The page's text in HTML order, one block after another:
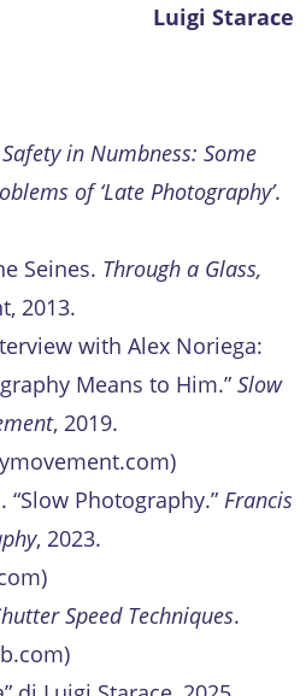
Luigi Starace
Safety in Numbness: Some
of ‘Late Photography’.
Seines. Through a Glass,
2013.
with Alex Noriega:
Means to Him.” Slow
, 2019.
“Slow Photography.” Francis
, 2023.
Speed Techniques.